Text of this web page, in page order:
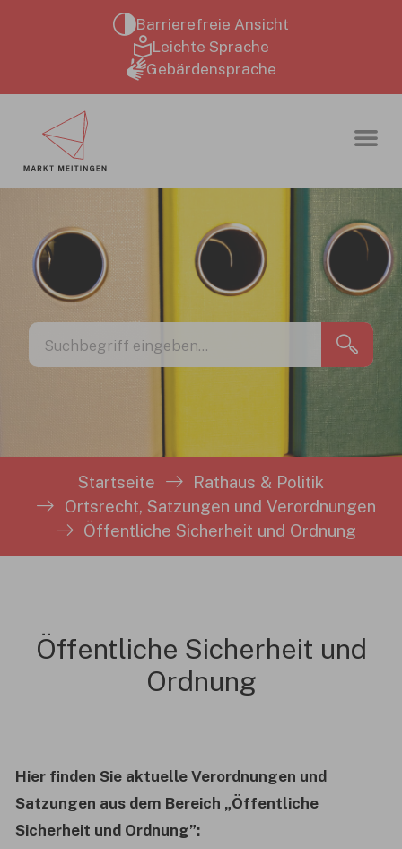
Zum Hauptinhalt springen
Barrierefreie Ansicht
Leichte Sprache
Gebärdensprache
Startseite
Rathaus & Politik
Ortsrecht, Satzungen und Verordnungen
Öffentliche Sicherheit und Ordnung
Öffentliche Sicherheit und
Ordnung
Hier finden Sie aktuelle Verordnungen und
Satzungen aus dem Bereich „Öffentliche
Sicherheit und Ordnung”: